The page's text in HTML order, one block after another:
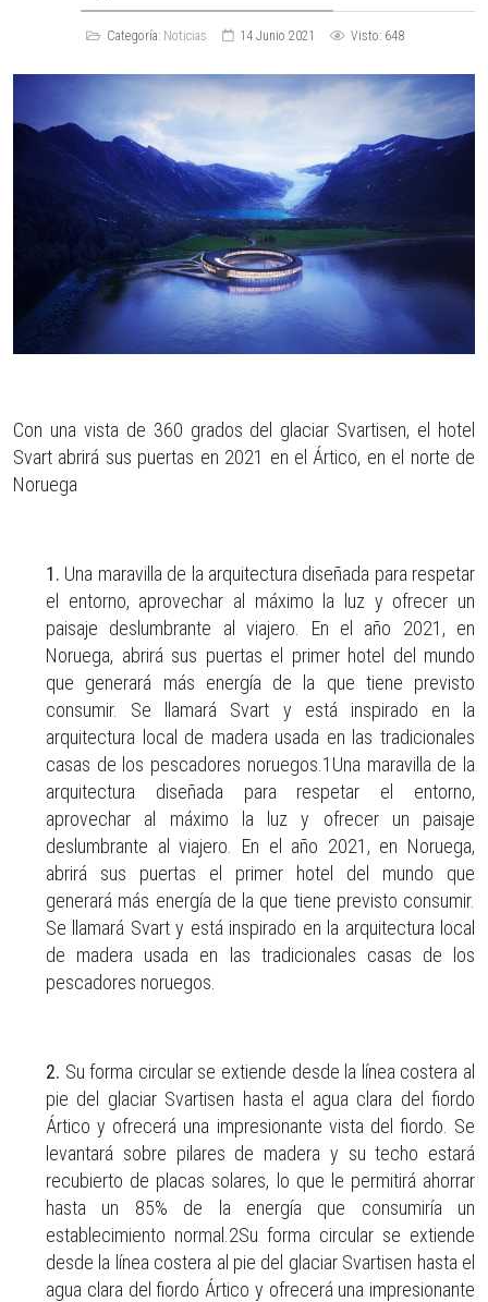
Categoría: Noticias 14 Junio 2021 Visto: 648
Con una vista de 360 grados del glaciar Svartisen, el hotel
Svart abrirá sus puertas en 2021 en el Ártico, en el norte de
Noruega
1. Una maravilla de la arquitectura diseñada para respetar
el entorno, aprovechar al máximo la luz y ofrecer un
paisaje deslumbrante al viajero. En el año 2021, en
Noruega, abrirá sus puertas el primer hotel del mundo
que generará más energía de la que tiene previsto
consumir. Se llamará Svart y está inspirado en la
arquitectura local de madera usada en las tradicionales
casas de los pescadores noruegos.1Una maravilla de la
arquitectura diseñada para respetar el entorno,
aprovechar al máximo la luz y ofrecer un paisaje
deslumbrante al viajero. En el año 2021, en Noruega,
abrirá sus puertas el primer hotel del mundo que
generará más energía de la que tiene previsto consumir.
Se llamará Svart y está inspirado en la arquitectura local
de madera usada en las tradicionales casas de los
pescadores noruegos.
2. Su forma circular se extiende desde la línea costera al
pie del glaciar Svartisen hasta el agua clara del fiordo
Ártico y ofrecerá una impresionante vista del fiordo. Se
levantará sobre pilares de madera y su techo estará
recubierto de placas solares, lo que le permitirá ahorrar
hasta un 85% de la energía que consumiría un
establecimiento normal.2Su forma circular se extiende
desde la línea costera al pie del glaciar Svartisen hasta el
agua clara del fiordo Ártico y ofrecerá una impresionante